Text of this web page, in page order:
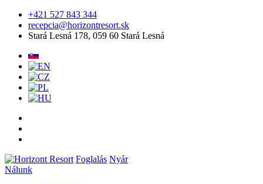
+421 527 843 344
recepcia@horizontresort.sk
Stará Lesná 178, 059 60 Stará Lesná
Foglalás Nyár
Nálunk